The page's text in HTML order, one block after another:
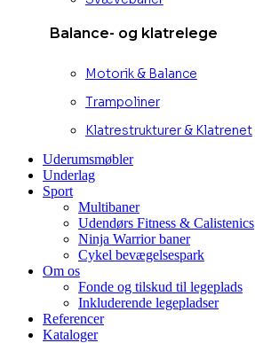
Balance- og klatrelege
Motorik & Balance
Trampoliner
Klatrestrukturer & Klatrenet
Uderumsmøbler
Underlag
Sport
Multibaner
Udendørs Fitness & Calistenics
Ninja Warrior baner
Cykel bevægelsespark
Om os
Fonde og tilskud til legeplads
Inkluderende legepladser
Referencer
Kataloger